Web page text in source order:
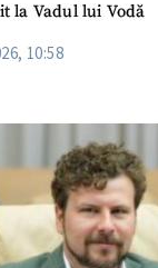
la Vadul lui Vodă
10:58